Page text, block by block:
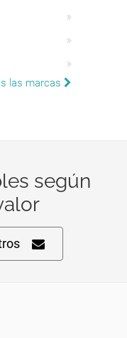
las marcas
según